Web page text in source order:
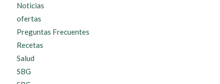
Noticias
ofertas
Preguntas Frecuentes
Recetas
Salud
SBG